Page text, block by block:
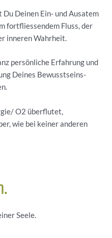
Deinen Ein- und Ausatem
fortfliessendem Fluss, der
inneren Wahrheit.
persönliche Erfahrung und
Deines Bewusstseins-
O2 überflutet,
wie bei keiner anderen
Seele.